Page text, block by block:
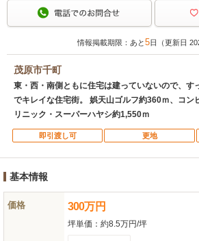
情報掲載期限：あと5日（更新日
茂原市千町
東・西・南側ともに住宅は建っていないので、す
でキレイな住宅街。 娯天山ゴルフ約360ｍ、コン
リニック・スーパーハヤシ約1,550ｍ
即引渡し可 更地
基本情報
価格 300万円
坪単価： 約8.5万円/坪